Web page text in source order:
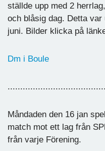
ställde upp med 2
och blåsig dag. Detta
juni. Bilder klicka på
Dm i Boule
Måndaden den 16 jan
match mot ett lag från
från varje Förening.